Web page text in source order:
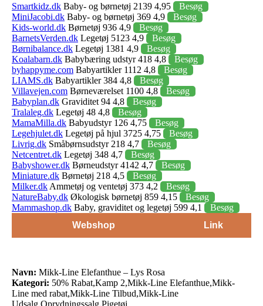
Smartkidz.dk Baby- og børnetøj 2139 4,95
Besøg
MiniJacobi.dk Baby- og børnetøj 369 4,9
Besøg
Kids-world.dk Børnetøj 936 4,9
Besøg
BarnetsVerden.dk Legetøj 5123 4,9
Besøg
Børnibalance.dk Legetøj 1381 4,9
Besøg
Koalabarn.dk Babybæring udstyr 418 4,8
Besøg
byhappyme.com Babyartikler 1112 4,8
Besøg
LIAMS.dk Babyartikler 384 4,8
Besøg
Villavejen.com Børneværelset 1100 4,8
Besøg
Babyplan.dk Graviditet 94 4,8
Besøg
Tralaleg.dk Legetøj 48 4,8
Besøg
MamaMilla.dk Babyudstyr 126 4,75
Besøg
Legehjulet.dk Legetøj på hjul 3725 4,75
Besøg
Livrig.dk Småbørnsudstyr 218 4,7
Besøg
Netcentret.dk Legetøj 348 4,7
Besøg
Babyshower.dk Børneudstyr 4142 4,7
Besøg
Miniature.dk Børnetøj 218 4,5
Besøg
Milker.dk Ammetøj og ventetøj 373 4,2
Besøg
NatureBaby.dk Økologisk børnetøj 859 4,15
Besøg
Mammashop.dk Baby, graviditet og legetøj 599 4,1
Besøg
Webshop
Link
Navn: Mikk-Line Elefanthue – Lys Rosa
Kategori: 50% Rabat,Kamp 2,Mikk-Line Elefanthue,Mikk-
Line med rabat,Mikk-Line Tilbud,Mikk-Line
Udsalg,Oprydningssalg,Pigetøj